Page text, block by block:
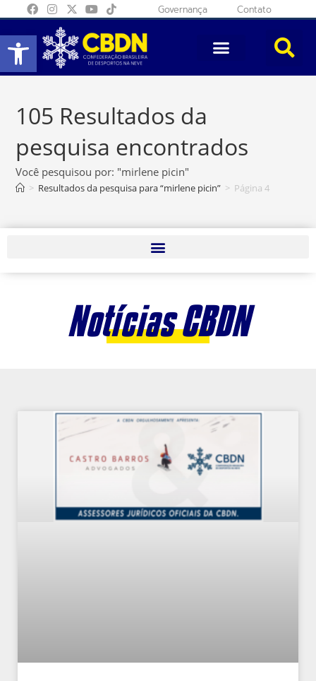
Abrir a barra de ferramentas
Governança Contato
105 Resultados da
pesquisa encontrados
Você pesquisou por: "mirlene picin"
> Resultados da pesquisa para“mirlene picin” > Página 4
Notícias CBDN